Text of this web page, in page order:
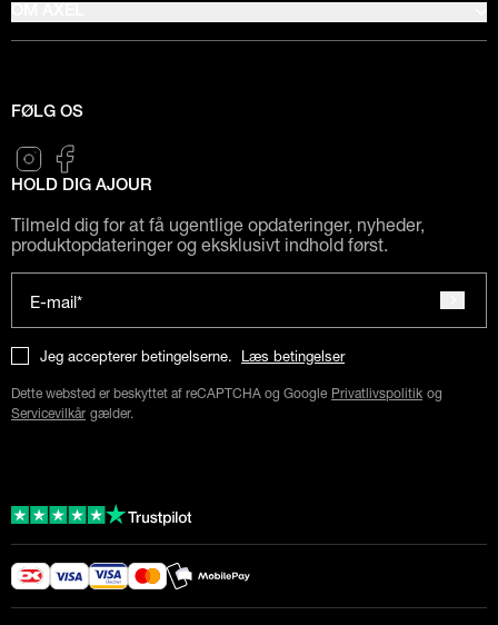
FØLG OS
HOLD DIG AJOUR
Tilmeld dig for at få ugentlige opdateringer, nyheder,
produktopdateringer og eksklusivt indhold først.
E-mail*
Jeg accepterer betingelserne. Læs betingelser
Dette websted er beskyttet af reCAPTCHA og Google Privatlivspolitik og
Servicevilkår gælder.